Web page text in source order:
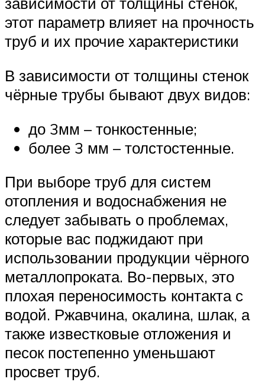
этот параметр влияет на прочность
труб и их прочие характеристики
В зависимости от толщины стенок
чёрные трубы бывают двух видов:
до 3мм – тонкостенные;
более 3 мм – толстостенные.
При выборе труб для систем
отопления и водоснабжения не
следует забывать о проблемах,
которые вас поджидают при
использовании продукции чёрного
металлопроката. Во-первых, это
плохая переносимость контакта с
водой. Ржавчина, окалина, шлак, а
также известковые отложения и
песок постепенно уменьшают
просвет труб.